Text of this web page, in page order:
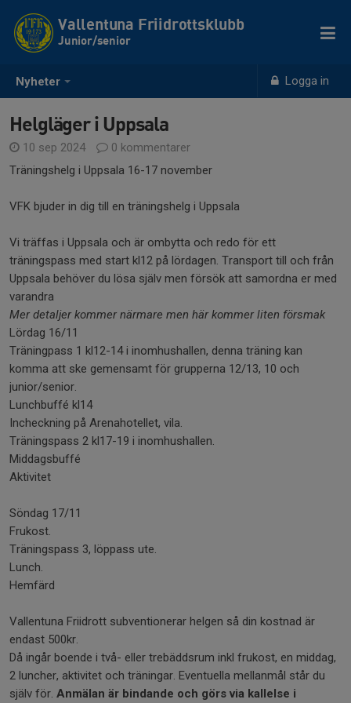
Nyheter Logga in
Vallentuna Friidrottsklubb
Junior/senior
Helgläger i Uppsala
10 sep 2024
0 kommentarer
Träningshelg i Uppsala 16-17 november
VFK bjuder in dig till en träningshelg i Uppsala
Vi träffas i Uppsala och är ombytta och redo för ett
träningspass med start kl12 på lördagen. Transport till och från
Uppsala behöver du lösa själv men försök att samordna er med
varandra
Mer detaljer kommer närmare men här kommer liten försmak
Lördag 16/11
Träningpass 1 kl12-14 i inomhushallen, denna träning kan
komma att ske gemensamt för grupperna 12/13, 10 och
junior/senior.
Lunchbuffé kl14
Incheckning på Arenahotellet, vila.
Träningspass 2 kl17-19 i inomhushallen.
Middagsbuffé
Aktivitet
Söndag 17/11
Frukost.
Träningspass 3, löppass ute.
Lunch.
Hemfärd
Vallentuna Friidrott subventionerar helgen så din kostnad är
endast 500kr.
Då ingår boende i två- eller trebäddsrum inkl frukost, en middag,
2 luncher, aktivitet och träningar. Eventuella mellanmål står du
själv för. Anmälan är bindande och görs via kallelse i